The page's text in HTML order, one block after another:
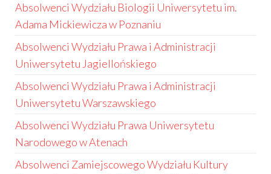
Absolwenci Wydziału Biologii Uniwersytetu im.
Adama Mickiewicza w Poznaniu
Absolwenci Wydziału Prawa i Administracji
Uniwersytetu Jagiellońskiego
Absolwenci Wydziału Prawa i Administracji
Uniwersytetu Warszawskiego
Absolwenci Wydziału Prawa Uniwersytetu
Narodowego w Atenach
Absolwenci Zamiejscowego Wydziału Kultury